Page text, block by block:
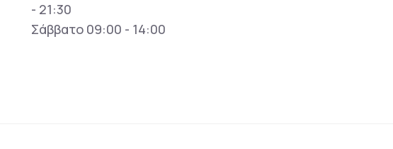
- 21:30
Σάββατο 09:00 - 14:00